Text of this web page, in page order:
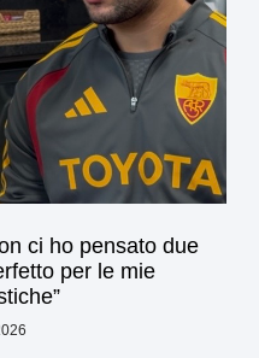
ci ho pensato due
per le mie